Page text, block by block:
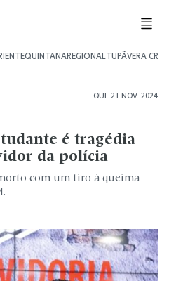
QUINTANAREGIONALTUPÃVERA CRUZ
QUI. 21 NOV. 2024
é tragédia
da polícia
com um tiro à queima-